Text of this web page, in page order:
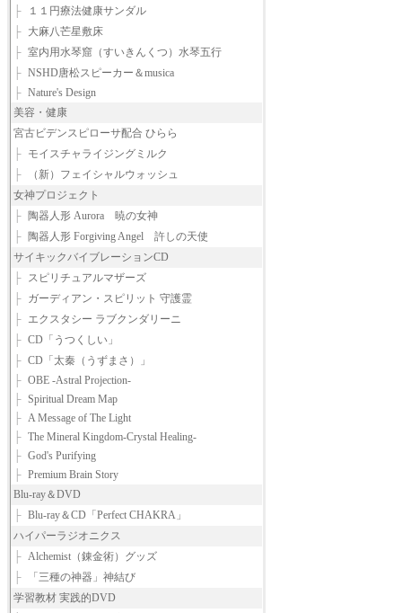
├
１１円療法健康サンダル
├ 大麻八芒星敷床
├ 室内用水琴窟（すいきんくつ）水琴五行
├ NSHD唐松スピーカー＆musica
├ Nature's Design
美容・健康
宮古ビデンスピローサ配合 ひらら
├ モイスチャライジングミルク
├
（新）フェイシャルウォッシュ
女神プロジェクト
├ 陶器人形 Aurora 暁の女神
├ 陶器人形 Forgiving Angel 許しの天使
サイキックバイブレーションCD
├ スピリチュアルマザーズ
├ ガーディアン・スピリット 守護霊
├ エクスタシー ラブクンダリーニ
├ CD「うつくしい」
├ CD「太秦（うずまさ）」
├ OBE -Astral Projection-
├ Spiritual Dream Map
├ A Message of The Light
├ The Mineral Kingdom-Crystal Healing-
├ God's Purifying
├ Premium Brain Story
Blu-ray＆DVD
├ Blu-ray＆CD「Perfect CHAKRA」
ハイパーラジオニクス
├ Alchemist（錬金術）グッズ
├
「三種の神器」神結び
学習教材 実践的DVD